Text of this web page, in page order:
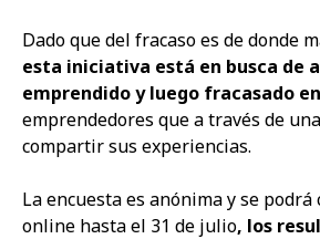
Dado que del fracaso es de donde
esta iniciativa está en busca de
emprendido y luego fracasado
emprendedores que a través de
compartir sus experiencias.
La encuesta es anónima y se
online hasta el 31 de julio, los